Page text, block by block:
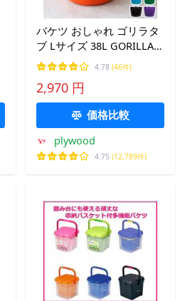
バケツ おしゃれ ゴリラタ
ブ Lサイズ 38L GORILLA
TUB SERIES タブトラッグ
ス TUBTRUGS やわらか ゴ
ムバケツ シリコン 園芸 ガ
ーデニング アウトドア キ
4.78 (46件)
2,970 円
価格比較
plywood
4.75 (12,789件)